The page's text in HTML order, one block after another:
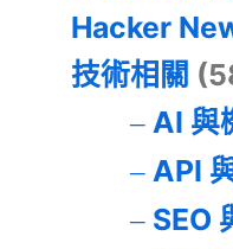
Hacker
技術相關
AI 與
API
SEO